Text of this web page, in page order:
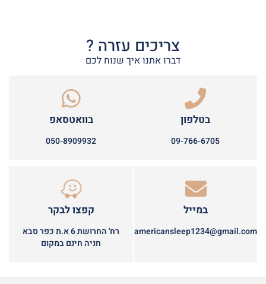
צריכים עזרה ?
דברו אתנו איך שנוח לכם
בטלפון
09-766-6705
בוואטסאפ
050-8909932
במייל
americansleep1234@gmail.com
קפצו לבקר
רח' החרושת 6 א.ת כפר סבא
חניה חינם במקום